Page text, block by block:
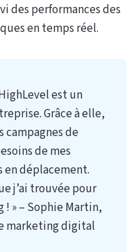
des performances des
en temps réel.
est un
Grâce à elle,
campagnes de
de mes
en déplacement.
j’ai trouvée pour
» – Sophie Martin,
marketing digital